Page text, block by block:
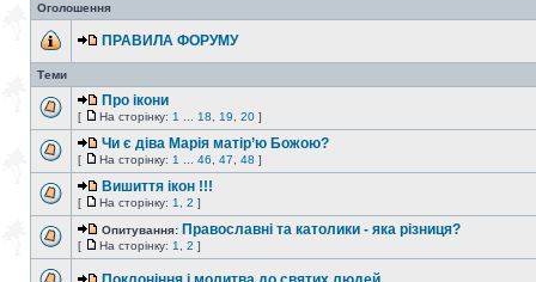
Оголошення
ПРАВИЛА ФОРУМУ
Теми
Про ікони
[ На сторінку: 1 18 19 20 ]
Чи є діва Марія матір’ю Божою?
[ На сторінку: 1 46 47 48 ]
Вишиття ікон !!!
[ На сторінку: 1 2 ]
Опитування: Православні та католики - яка різниця?
[ На сторінку: 1 2 ]